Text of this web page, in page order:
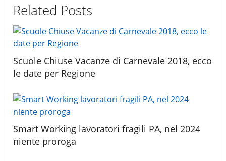
Related Posts
Scuole Chiuse Vacanze di Carnevale 2018, ecco
le date per Regione
Smart Working lavoratori fragili PA, nel 2024
niente proroga